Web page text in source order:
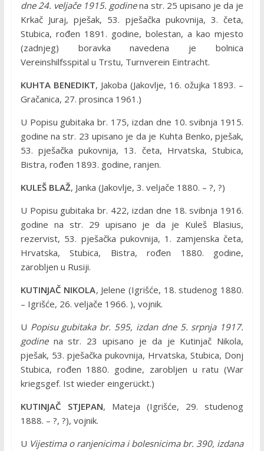
dne 24. veljače 1915. godinena str. 25 upisano je da je
Krkač Juraj, pješak, 53. pješačka pukovnija, 3. četa,
Stubica, rođen 1891. godine, bolestan, a kao mjesto
(zadnjeg) boravka navedena je bolnica
Vereinshilfsspital u Trstu, Turnverein Eintracht.
KUHTA BENEDIKT, Jakoba (Jakovlje, 16. ožujka 1893. –
Gračanica, 27. prosinca 1961.)
U Popisu gubitaka br. 175, izdan dne 10. svibnja 1915.
godine na str. 23 upisano je da je Kuhta Benko, pješak,
53. pješačka pukovnija, 13. četa, Hrvatska, Stubica,
Bistra, rođen 1893. godine, ranjen.
KULEŠ BLAŽ, Janka (Jakovlje, 3. veljače 1880. – ?, ?)
U Popisu gubitaka br. 422, izdan dne 18. svibnja 1916.
godine na str. 29 upisano je da je Kuleš Blasius,
rezervist, 53. pješačka pukovnija, 1. zamjenska četa,
Hrvatska, Stubica, Bistra, rođen 1880. godine,
zarobljen u Rusiji.
KUTINJAČ NIKOLA, Jelene (Igrišće, 18. studenog 1880.
– Igrišće, 26. veljače 1966. ), vojnik.
U Popisu gubitaka br. 595, izdan dne 5. srpnja 1917.
godinena str. 23 upisano je da je Kutinjač Nikola,
pješak, 53. pješačka pukovnija, Hrvatska, Stubica, Donj
Stubica, rođen 1880. godine, zarobljen u ratu (War
kriegsgef. Ist wieder eingerückt.)
KUTINJAČ STJEPAN, Mateja (Igrišće, 29. studenog
1888. – ?, ?), vojnik.
U Vijestima o ranjenicima i bolesnicima br. 390, izdana